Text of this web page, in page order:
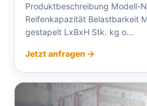
Produktbeschreibung Modell-
Reifenkapazität Belastbarkeit
gestapelt LxBxH Stk. kg o...
Jetzt anfragen →